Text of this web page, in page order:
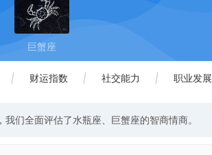
巨蟹座
| 财运指数 | 社交能力 | 职业发展
们全面评估了水瓶座、巨蟹座的智商情商。